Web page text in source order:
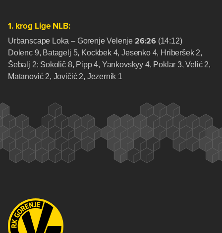
1. krog Lige NLB:
Urbanscape Loka – Gorenje Velenje 26:26 (14:12)
Dolenc 9, Batagelj 5, Kockbek 4, Jesenko 4, Hriberšek 2,
Šebalj 2; Sokolič 8, Pipp 4, Yankovskyy 4, Poklar 3, Velić 2,
Matanović 2, Jovičić 2, Jezernik 1